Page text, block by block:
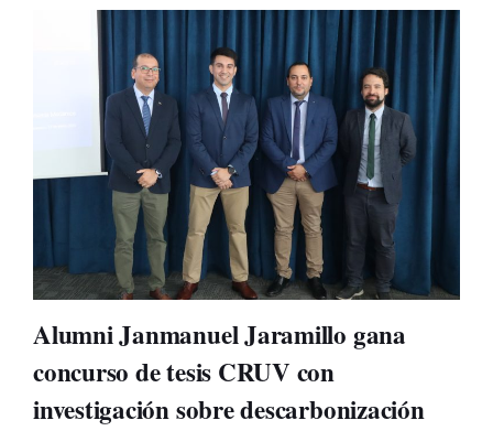
Alumni Janmanuel Jaramillo gana
concurso de tesis CRUV con
investigación sobre descarbonización